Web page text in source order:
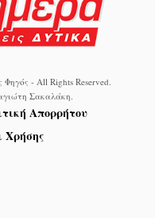
- All Rights Reserved.
Σακαλάκη.
Απορρήτου
Χρήσης